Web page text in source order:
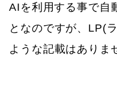
AIを利用する事で自
となのですが、LP(
ような記載はありま